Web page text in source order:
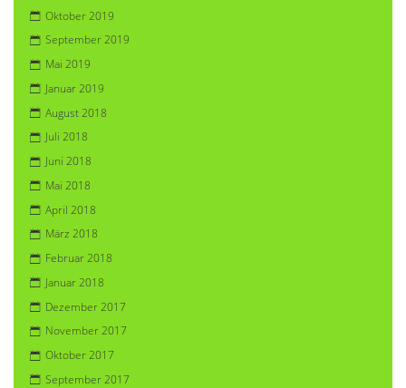
Oktober 2019
September 2019
Mai 2019
Januar 2019
August 2018
Juli 2018
Juni 2018
Mai 2018
April 2018
März 2018
Februar 2018
Januar 2018
Dezember 2017
November 2017
Oktober 2017
September 2017